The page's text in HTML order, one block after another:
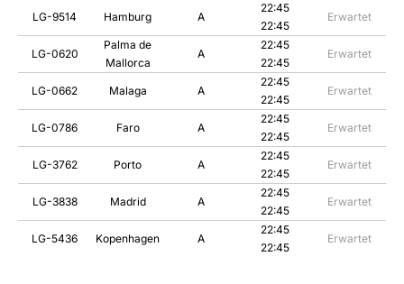
LG-9514 Hamburg A
22:45
22:45
Erwartet
LG-0620
Palma de
Mallorca
A
22:45
22:45
Erwartet
LG-0662 Malaga A
22:45
22:45
Erwartet
LG-0786 Faro A
22:45
22:45
Erwartet
LG-3762 Porto A
22:45
22:45
Erwartet
LG-3838 Madrid A
22:45
22:45
Erwartet
LG-5436 Kopenhagen A
22:45
22:45
Erwartet